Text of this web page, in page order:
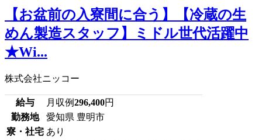
【お盆前の入寮間に合う】【冷蔵の生
めん製造スタッフ】ミドル世代活躍中
★Wi...
株式会社ニッコー
給与 月収例296,400円
勤務地
愛知県 豊明市
寮・社宅 あり